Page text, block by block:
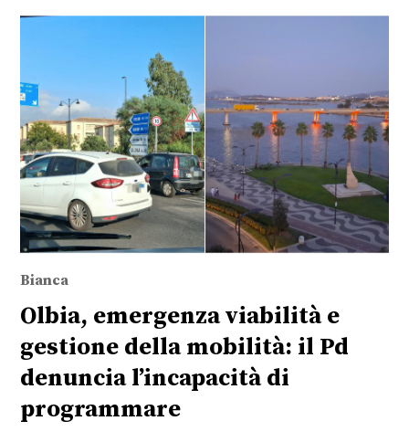
Bianca
Olbia, emergenza viabilità e
gestione della mobilità: il Pd
denuncia l’incapacità di
programmare